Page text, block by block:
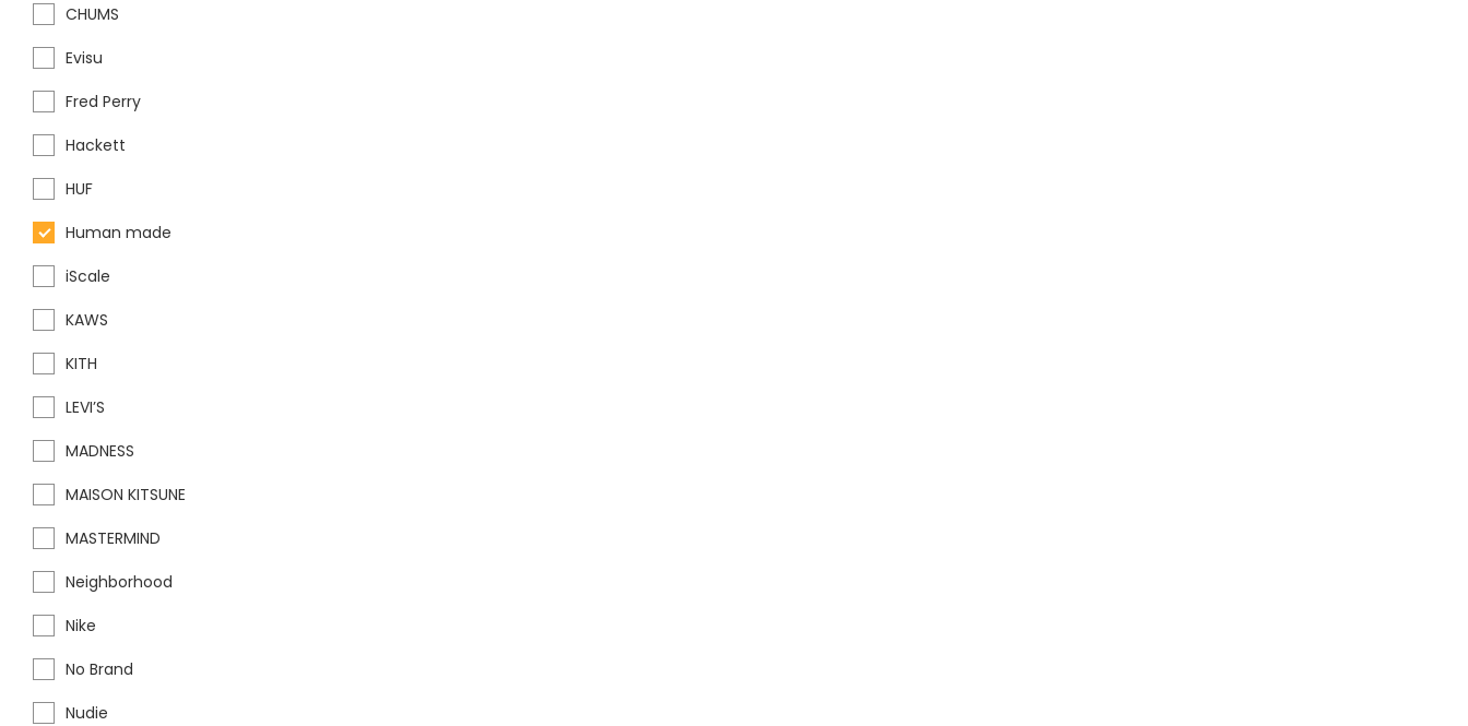
CHUMS
Evisu
Fred Perry
Hackett
HUF
Human made
iScale
KAWS
KITH
LEVI’S
MADNESS
MAISON KITSUNE
MASTERMIND
Neighborhood
Nike
No Brand
Nudie